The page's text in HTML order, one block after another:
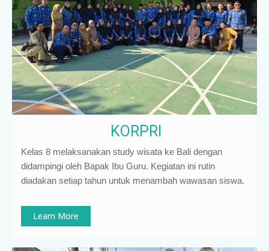
KORPRI
Kelas 8 melaksanakan study wisata ke Bali dengan
didampingi oleh Bapak Ibu Guru. Kegiatan ini rutin
diadakan setiap tahun untuk menambah wawasan siswa.
Learn More